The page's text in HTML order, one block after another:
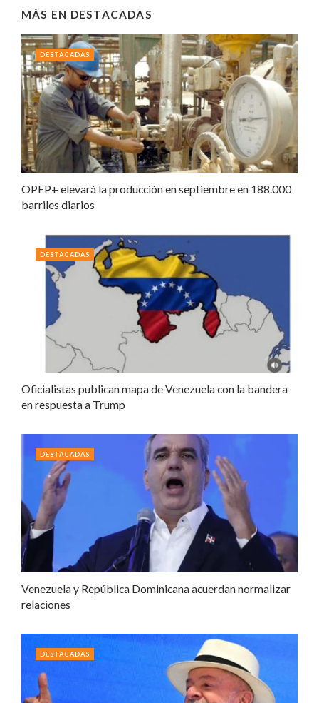
MÁS EN DESTACADAS
OPEP+ elevará la producción en septiembre en 188.000
barriles diarios
DESTACADAS
Oficialistas publican mapa de Venezuela con la bandera
en respuesta a Trump
DESTACADAS
Venezuela y República Dominicana acuerdan normalizar
relaciones
DESTACADAS
DESTACADAS